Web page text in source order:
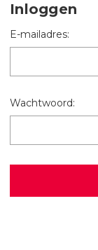
Inloggen
E-mailadres:
Wachtwoord: